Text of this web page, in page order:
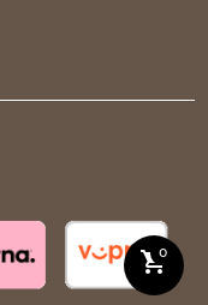
shopping_cart
0